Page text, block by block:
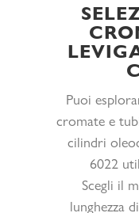
Puoi
cromate e
cilindri
6022
Scegli il
lunghezza